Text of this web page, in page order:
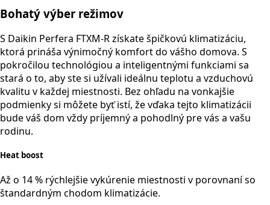
+
Bohatý výber režimov
S Daikin Perfera FTXM-R získate špičkovú klimatizáciu,
ktorá prináša výnimočný komfort do vášho domova. S
pokročilou technológiou a inteligentnými funkciami sa
stará o to, aby ste si užívali ideálnu teplotu a vzduchovú
kvalitu v každej miestnosti. Bez ohľadu na vonkajšie
podmienky si môžete byť istí, že vďaka tejto klimatizácii
bude váš dom vždy príjemný a pohodlný pre vás a vašu
rodinu.
Heat boost
Až o 14 % rýchlejšie vykúrenie miestnosti v porovnaní so
štandardným chodom klimatizácie.